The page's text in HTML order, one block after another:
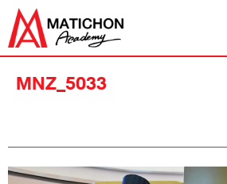
Skip
content
MNZ_5033